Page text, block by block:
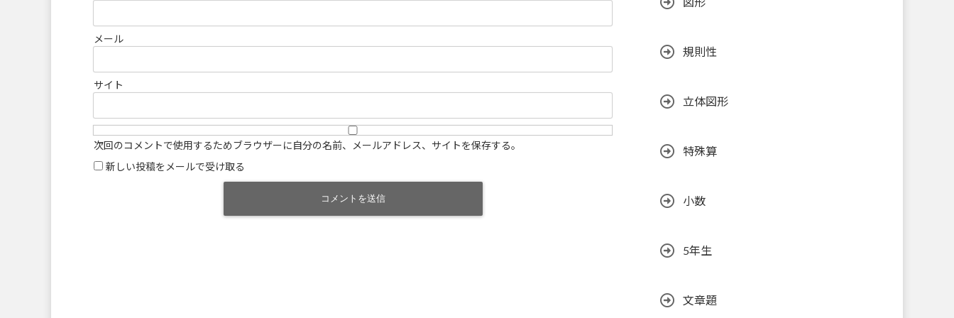
メール
サイト
次回のコメントで使用するためブラウザーに自分の名前、メールアドレス、サイトを保存する。
新しい投稿をメールで受け取る
図形
規則性
立体図形
特殊算
小数
5年生
文章題